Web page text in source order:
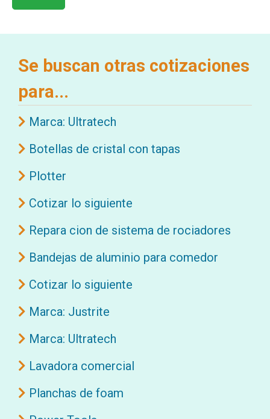
Se buscan otras cotizaciones
para...
Marca: Ultratech
Botellas de cristal con tapas
Plotter
Cotizar lo siguiente
Repara cion de sistema de rociadores
Bandejas de aluminio para comedor
Cotizar lo siguiente
Marca: Justrite
Marca: Ultratech
Lavadora comercial
Planchas de foam